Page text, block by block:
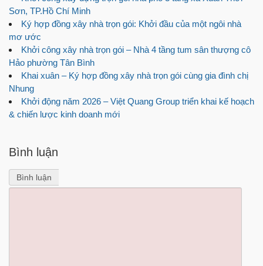
Sơn, TP.Hồ Chí Minh
Ký hợp đồng xây nhà trọn gói: Khởi đầu của một ngôi nhà
mơ ước
Khởi công xây nhà trọn gói – Nhà 4 tầng tum sân thượng cô
Hảo phường Tân Bình
Khai xuân – Ký hợp đồng xây nhà trọn gói cùng gia đình chị
Nhung
Khởi động năm 2026 – Việt Quang Group triển khai kế hoạch
& chiến lược kinh doanh mới
Bình luận
Bình luận